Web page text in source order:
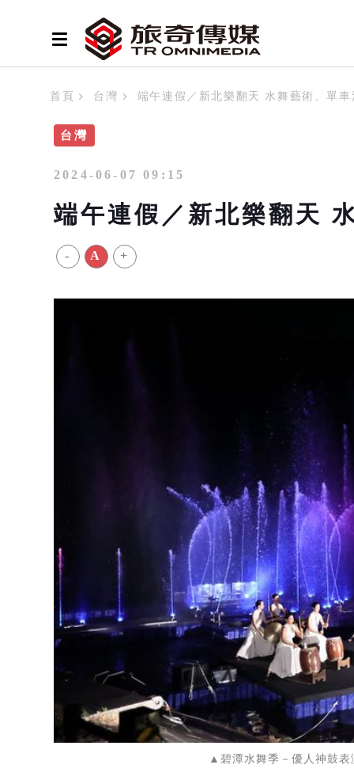
首頁 台灣 端午連假／新北樂翻天 水舞藝術、單
台灣
2024-06-07 09:15
端午連假／新北樂翻天
- A +
▲碧潭水舞季－優人神鼓